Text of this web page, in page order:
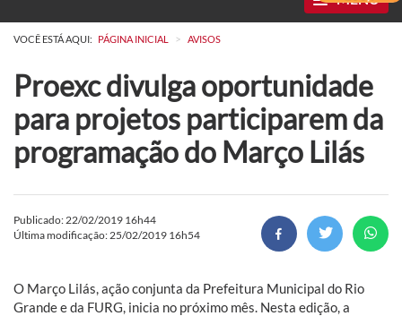
VOCÊ ESTÁ AQUI: PÁGINA INICIAL > AVISOS
Proexc divulga oportunidade
para projetos participarem da
programação do Março Lilás
Publicado: 22/02/2019 16h44
Última modificação: 25/02/2019 16h54
O Março Lilás, ação conjunta da Prefeitura Municipal do Rio
Grande e da FURG, inicia no próximo mês. Nesta edição, a